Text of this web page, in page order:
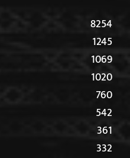
8254
1245
1069
1020
760
542
361
332